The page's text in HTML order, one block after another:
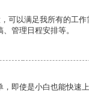
可以满足我所有的工
管理日程安排等。
即使是小白也能快速上